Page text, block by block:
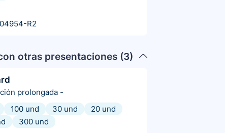
R2
otras presentaciones (3)
prolongada -
100 und 30 und
20 und
300 und